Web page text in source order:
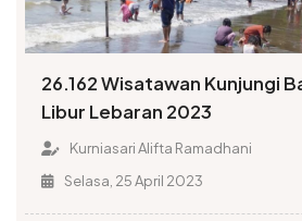
26.162 Wisatawan Kunjungi
Libur Lebaran 2023
Kurniasari Alifta Ramadhani
Selasa, 25 April 2023